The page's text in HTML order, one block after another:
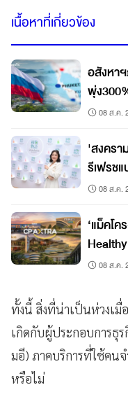
เนื้อหาที่เกี่ยวข้อง
อสังหา
พุ่ง
08 ส.ค.
'สงคราม
รีเฟรช
08 ส.ค.
‘แม็คโคร-โลตัส’ ก
08 ส.ค.
ทั้งนี้ สิ่งที่น่าเป็นห่วงเมื่
เกิดกับผู้ประกอบการธุ
มอี) ภาคบริการที่ใช้คน
หรือไม่